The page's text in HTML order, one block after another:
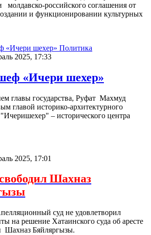
молдавско-российского соглашения от
и функционировании культурных
Политика
2025, 17:33
«Ичери шехер»
главы государства, Руфат Махмуд
главой историко-архитектурного
– исторического центра
2025, 17:01
Шахназ
суд не удовлетворил
на решение Хатаинского суда об аресте
Шахназ Бяйляргызы.